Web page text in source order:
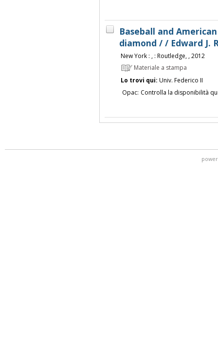
Baseball and
diamond / / Edward J.
New York : , : Routledge, , 2012
Materiale a stampa
Lo trovi qui: Univ. Federico II
Opac: Controlla la disponibilità